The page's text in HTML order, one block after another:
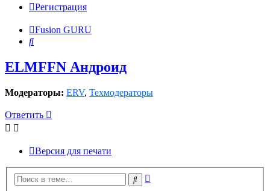
Регистрация
Fusion GURU
Поиск
ELMFFN Андроид
Модераторы: ERV, Техмодераторы
Ответить
Версия для печати
Поиск